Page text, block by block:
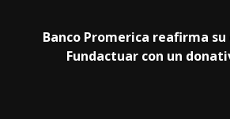
Banco Promerica reafirma
Fundactuar con un